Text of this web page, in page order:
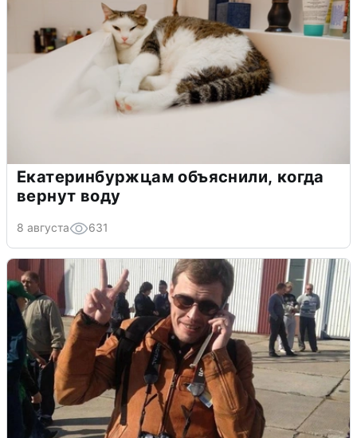
Екатеринбуржцам объяснили, когда
вернут воду
8 августа 631